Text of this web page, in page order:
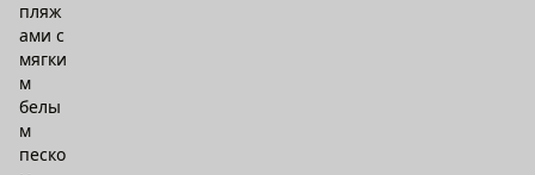
пляж
ами с
мягки
м
белы
м
песко